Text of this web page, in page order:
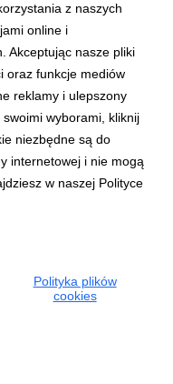
Pokémonów:
linię urządzeń,
kolekcji Razer
z The
można nabyć na
z naszych
online i
Akceptując nasze pliki
oraz funkcje mediów
reklamy i ulepszony
wyborami, kliknij
niezbędne są do
internetowej i nie mogą
w naszej Polityce
Polityka plików
cookies